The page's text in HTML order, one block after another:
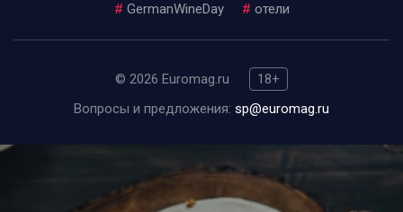
# GermanWineDay # отели
© 2026 Euromag.ru
18+
Вопросы и предложения: sp@euromag.ru